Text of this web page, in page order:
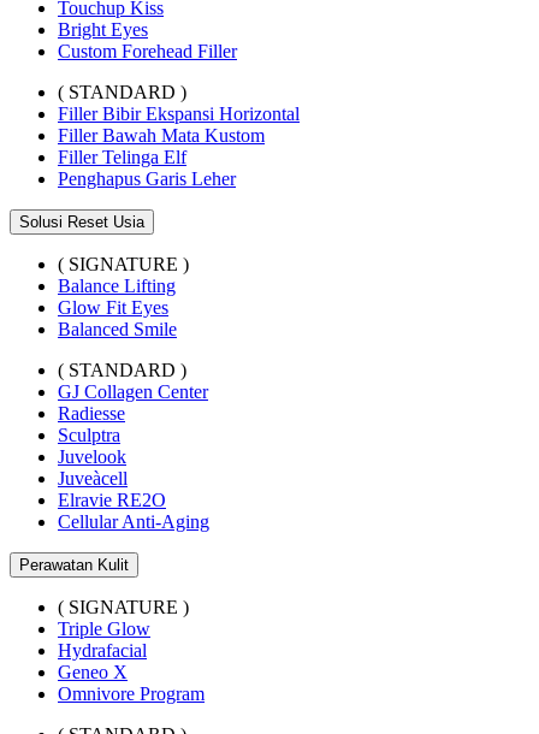
Touchup Kiss
Bright Eyes
Custom Forehead Filler
( STANDARD )
Filler Bibir Ekspansi Horizontal
Filler Bawah Mata Kustom
Filler Telinga Elf
Penghapus Garis Leher
Solusi Reset Usia
( SIGNATURE )
Balance Lifting
Glow Fit Eyes
Balanced Smile
( STANDARD )
GJ Collagen Center
Radiesse
Sculptra
Juvelook
Juveàcell
Elravie RE2O
Cellular Anti-Aging
Perawatan Kulit
( SIGNATURE )
Triple Glow
Hydrafacial
Geneo X
Omnivore Program